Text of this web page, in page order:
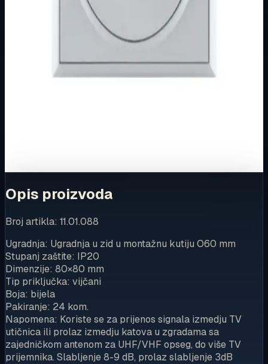
Dostupno za kupnju u internetskoj trgovini Živić-
Kupovina
Opis proizvoda
Broj artikla: 11.01.088
Ugradnja: Ugradnja u zid u montažnu kutiju O60 mm
Stupanj zaštite: IP20
Dimenzije: 80×80 mm
Tip priključka: vijčani
Boja: bijela
Pakiranje: 24 kom.
Napomena: Koriste se za prijenos signala izmedju TV
utičnica ili prolaz izmedju katova u zgradama sa
zajedničkom antenom za UHF/VHF opseg, do više TV
prijemnika. Slabljenje 8-9 dB, prolaz slabljenje 3dB